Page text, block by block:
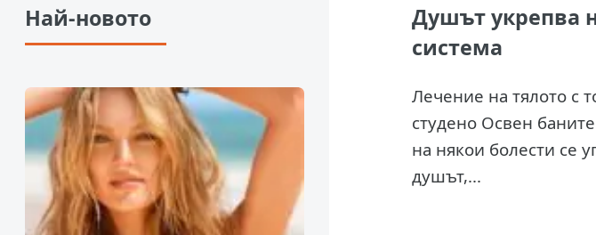
Душът укрепва
система
Лечение на тялото с
студено Освен
на някои болести се
душът,...
Най-новото